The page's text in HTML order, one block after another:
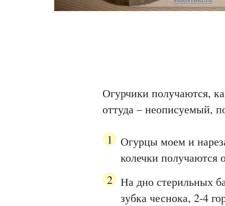
Огурчики получаются,
оттуда – неописуемый,
Огурцы моем и
колечки получаются
На дно стерильных
зубка чеснока, 2-4